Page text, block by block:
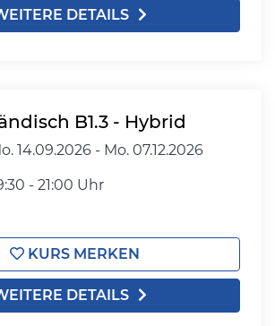
DETAILS
B1.3 - Hybrid
14.09.2026 - Mo. 07.12.2026
- 21:00 Uhr
KURS MERKEN
DETAILS